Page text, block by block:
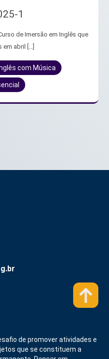
1
de Imersão em Inglês que
em abril […]
com Música
de promover atividades e
que se constituem a